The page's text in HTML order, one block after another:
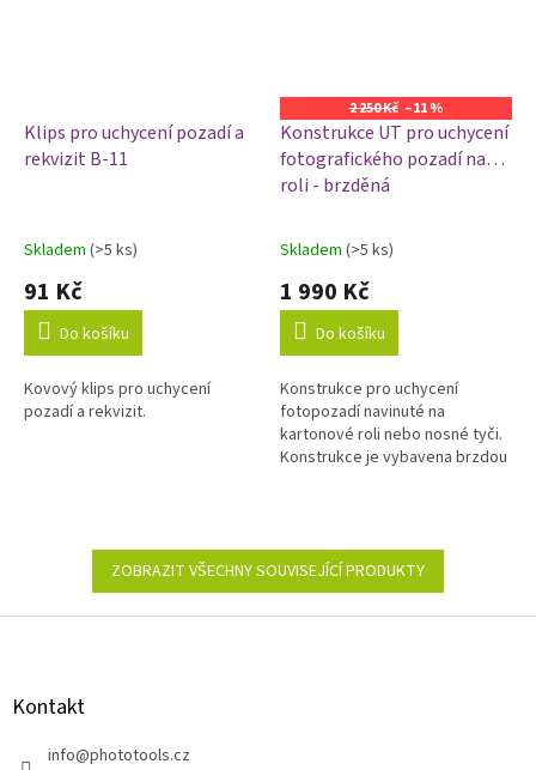
Klips pro uchycení pozadí a
rekvizit B-11
Průměrné
hodnocení
produktu
1,0
5
hvězdiček.
Skladem (>5 ks)
91 Kč
Do košíku
Kovový klips pro uchycení
pozadí a rekvizit.
2 250 Kč –11 %
Konstrukce UT pro uchycení
fotografického pozadí na
roli - brzděná
Průměrné
produktu
5,0
5
hvězdiček.
Skladem (>5 ks)
1 990 Kč
Do košíku
Konstrukce pro uchycení
fotopozadí navinuté na
kartonové roli nebo nosné tyči.
Konstrukce je vybavena brzdou
ZOBRAZIT VŠECHNY SOUVISEJÍCÍ PRODUKTY
Z
Kontakt
info@phototools.cz